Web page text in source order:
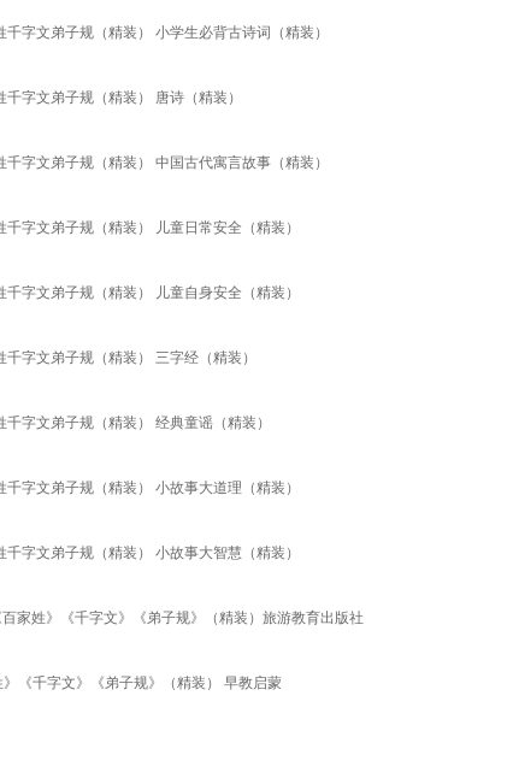
字文弟子规（精装） 小学生必背古诗词（精装）
字文弟子规（精装） 唐诗（精装）
字文弟子规（精装） 中国古代寓言故事（精装）
字文弟子规（精装） 儿童日常安全（精装）
字文弟子规（精装） 儿童自身安全（精装）
字文弟子规（精装） 三字经（精装）
字文弟子规（精装） 经典童谣（精装）
字文弟子规（精装） 小故事大道理（精装）
字文弟子规（精装） 小故事大智慧（精装）
家姓》《千字文》《弟子规》（精装）旅游教育出版社
《千字文》《弟子规》（精装） 早教启蒙